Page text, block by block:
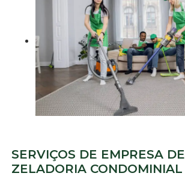
SERVIÇOS DE EMPRESA DE
ZELADORIA CONDOMINIAL